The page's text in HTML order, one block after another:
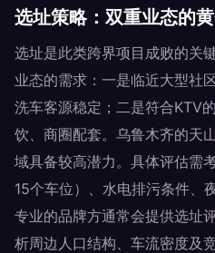
选址策略：双重业态的
选址是此类跨界项目成败的关
业态的需求：一是临近大型社
洗车客源稳定；二是符合KTV
饮、商圈配套。乌鲁木齐的天
域具备较高潜力。具体评估需
15个车位）、水电排污条件、
专业的品牌方通常会提供选址
析周边人口结构、车流密度及竞